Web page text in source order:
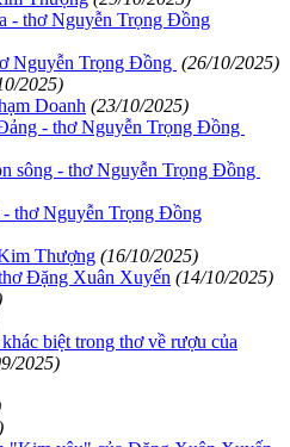
- thơ Nguyễn Trọng Đồng
Nguyễn Trọng Đồng (26/10/2025)
2025)
Doanh (23/10/2025)
- thơ Nguyễn Trọng Đồng
sông - thơ Nguyễn Trọng Đồng
thơ Nguyễn Trọng Đồng
Thượng (16/10/2025)
Đặng Xuân Xuyến (14/10/2025)
biệt trong thơ về rượu của
2025)